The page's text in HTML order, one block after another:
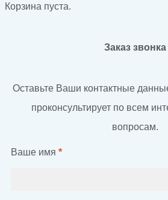
Корзина пуста.
Заказ звонка
Оставьте Ваши контактные
проконсультирует по всем
вопросам.
Ваше имя *